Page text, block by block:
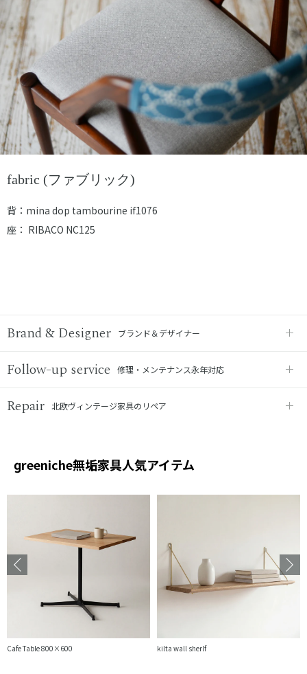
fabric (ファブリック)
背：mina dop tambourine if1076
座： RIBACO NC125
Brand & Designer ブランド＆デザイナー
Follow-up service 修理・メンテナンス永年対応
Repair 北欧ヴィンテージ家具のリペア
reeniche無垢家具人気アイテム
Cafe Table 800×600 kilta wall sherlf